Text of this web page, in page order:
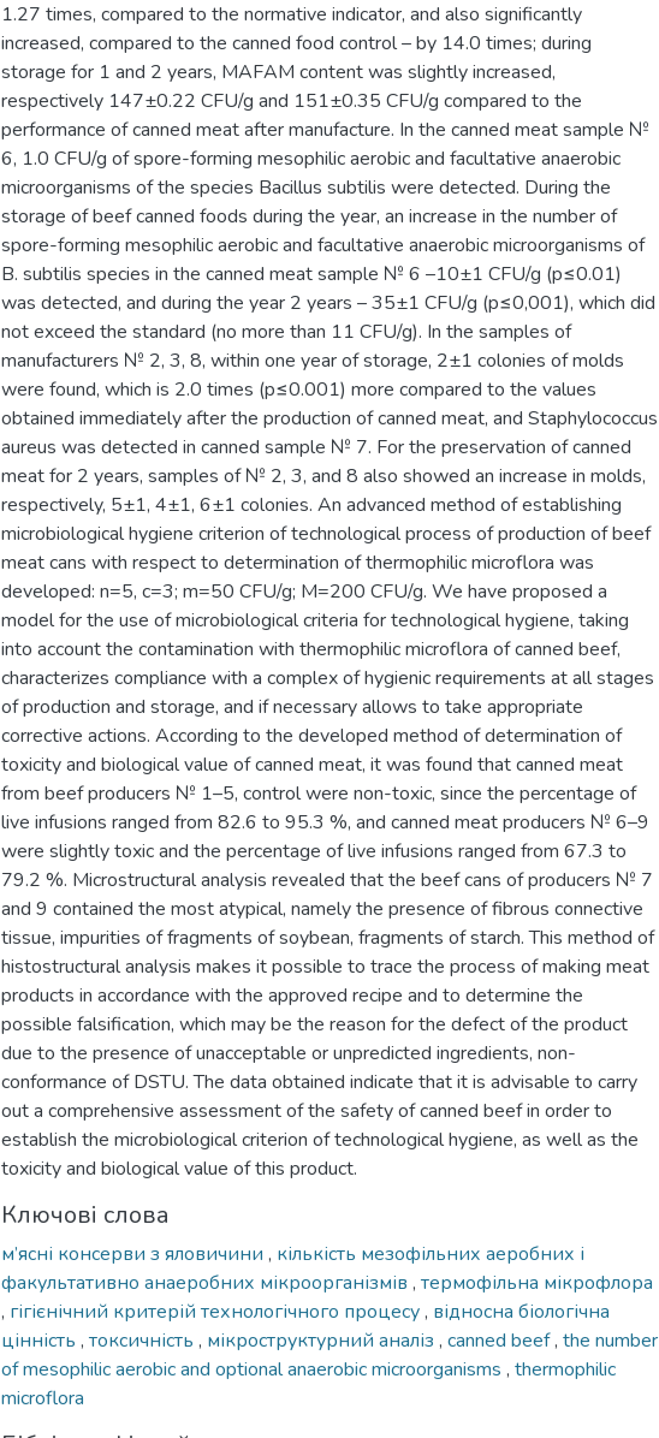
1.27 times, compared to the normative indicator, and also significantly
increased, compared to the canned food control – by 14.0 times; during
storage for 1 and 2 years, МАFАМ content was slightly increased,
respectively 147±0.22 CFU/g and 151±0.35 CFU/g compared to the
performance of canned meat after manufacture. In the canned meat sample №
6, 1.0 CFU/g of spore-forming mesophilic aerobic and facultative anaerobic
microorganisms of the species Bacillus subtilis were detected. During the
storage of beef canned foods during the year, an increase in the number of
spore-forming mesophilic aerobic and facultative anaerobic microorganisms of
B. subtilis species in the canned meat sample № 6 –10±1 CFU/g (p≤0.01)
was detected, and during the year 2 years – 35±1 CFU/g (p≤0,001), which did
not exceed the standard (no more than 11 CFU/g). In the samples of
manufacturers № 2, 3, 8, within one year of storage, 2±1 colonies of molds
were found, which is 2.0 times (p≤0.001) more compared to the values
obtained immediately after the production of canned meat, and Staphylococcus
aureus was detected in canned sample № 7. For the preservation of canned
meat for 2 years, samples of № 2, 3, and 8 also showed an increase in molds,
respectively, 5±1, 4±1, 6±1 colonies. An advanced method of establishing
microbiological hygiene criterion of technological process of production of beef
meat cans with respect to determination of thermophilic microflora was
developed: n=5, c=3; m=50 CFU/g; M=200 CFU/g. We have proposed a
model for the use of microbiological criteria for technological hygiene, taking
into account the contamination with thermophilic microflora of canned beef,
characterizes compliance with a complex of hygienic requirements at all stages
of production and storage, and if necessary allows to take appropriate
corrective actions. According to the developed method of determination of
toxicity and biological value of canned meat, it was found that canned meat
from beef producers № 1–5, control were non-toxic, since the percentage of
live infusions ranged from 82.6 to 95.3 %, and canned meat producers № 6–9
were slightly toxic and the percentage of live infusions ranged from 67.3 to
79.2 %. Microstructural analysis revealed that the beef cans of producers № 7
and 9 contained the most atypical, namely the presence of fibrous connective
tissue, impurities of fragments of soybean, fragments of starch. This method of
histostructural analysis makes it possible to trace the process of making meat
products in accordance with the approved recipe and to determine the
possible falsification, which may be the reason for the defect of the product
due to the presence of unacceptable or unpredicted ingredients, non-
conformance of DSTU. The data obtained indicate that it is advisable to carry
out a comprehensive assessment of the safety of canned beef in order to
establish the microbiological criterion of technological hygiene, as well as the
toxicity and biological value of this product.
Ключові слова
м’ясні консерви з яловичини , кількість мезофільних аеробних і
факультативно анаеробних мікроорганізмів , термофільна мікрофлора
, гігієнічний критерій технологічного процесу, відносна біологічна
цінність , токсичність , мікроструктурний аналіз , canned beef, the number
of mesophilic aerobic and optional anaerobic microorganisms , thermophilic
microflora